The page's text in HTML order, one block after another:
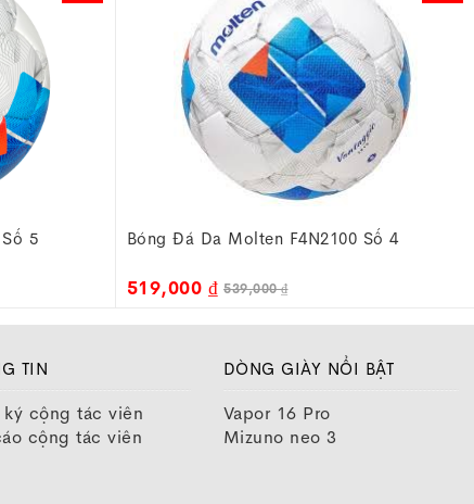
4 Bóng Đá Molten Da F5N2810 - YB
569,000 ₫ 599,000 ₫
TIN
cộng tác viên
cộng tác viên
DÒNG GIÀY NỔI BẬT
Vapor 16 Pro
Mizuno neo 3